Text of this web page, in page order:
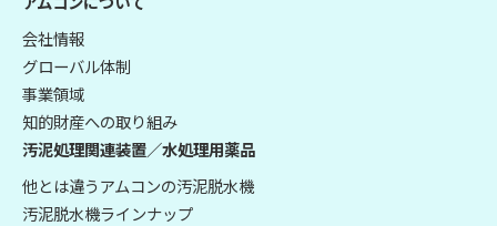
会社情報
グローバル体制
事業領域
知的財産への取り組み
汚泥処理関連装置／水処理用薬品
他とは違うアムコンの汚泥脱水機
汚泥脱水機ラインナップ